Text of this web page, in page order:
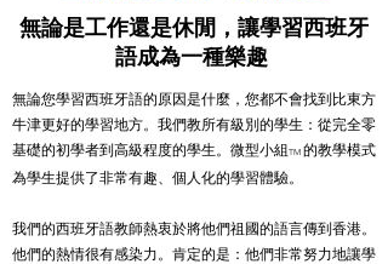
無論是工作還是休閒，讓學習西班牙
語成為一種樂趣
無論您學習西班牙語的原因是什麼，您都不會找到比東方
牛津更好的學習地方。我們教所有級別的學生：從完全零
基礎的初學者到高級程度的學生。微型小組TM 的教學模式
為學生提供了非常有趣、個人化的學習體驗。
我們的西班牙語教師熱衷於將他們祖國的語言傳到香港。
他們的熱情很有感染力。肯定的是：他們非常努力地讓學